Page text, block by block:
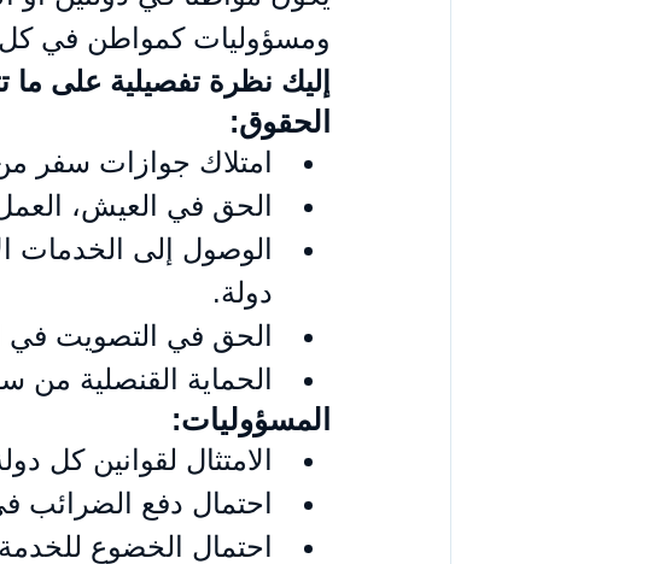
ومسؤوليات كمواطن في كل
إليك نظرة تفصيلية على ما
الحقوق:
امتلاك جوازات سفر
الحق في العيش،
الوصول إلى الخدمات
دولة.
الحق في التصويت في
الحماية القنصلية
المسؤوليات:
الامتثال لقوانين كل
احتمال دفع الضرائب
احتمال الخضوع